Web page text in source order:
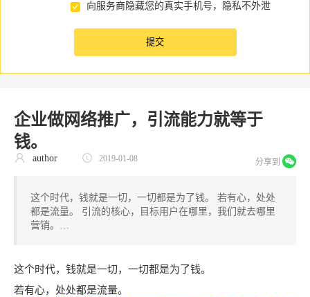
向服务商隐藏您的真实手机号，隐私不外泄
企业做网络推广，引流能力就等于
钱。
分享到
author 2019-01-08
这个时代，钱就是一切，一切都是为了钱。 若有心，处处
都是流量。 引流的核心，目标用户在哪里，我们就去哪里
营销。…
这个时代，钱就是一切，一切都是为了钱。
若有心，处处都是流量。